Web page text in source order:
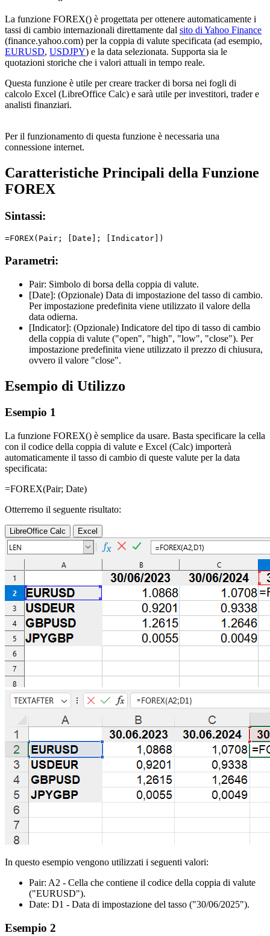
La funzione FOREX() è progettata per ottenere automaticamente i
tassi di cambio internazionali direttamente dal sito di Yahoo Finance
(finance.yahoo.com) per la coppia di valute specificata (ad esempio,
EURUSD, USDJPY) e la data selezionata. Supporta sia le
quotazioni storiche che i valori attuali in tempo reale.
Questa funzione è utile per creare tracker di borsa nei fogli di
calcolo Excel (LibreOffice Calc) e sarà utile per investitori, trader e
analisti finanziari.
Per il funzionamento di questa funzione è necessaria una
connessione internet.
Caratteristiche Principali della Funzione
FOREX
Sintassi:
Parametri:
Pair: Simbolo di borsa della coppia di valute.
[Date]: (Opzionale) Data di impostazione del tasso di cambio.
Per impostazione predefinita viene utilizzato il valore della
data odierna.
[Indicator]: (Opzionale) Indicatore del tipo di tasso di cambio
della coppia di valute ("open", "high", "low", "close"). Per
impostazione predefinita viene utilizzato il prezzo di chiusura,
ovvero il valore "close".
Esempio di Utilizzo
Esempio 1
La funzione FOREX() è semplice da usare. Basta specificare la cella
con il codice della coppia di valute e Excel (Calc) importerà
automaticamente il tasso di cambio di queste valute per la data
specificata:
=FOREX(Pair; Date)
Otterremo il seguente risultato:
LibreOffice Calc Excel
In questo esempio vengono utilizzati i seguenti valori:
Pair: A2 - Cella che contiene il codice della coppia di valute
("EURUSD").
Date: D1 - Data di impostazione del tasso ("30/06/2025").
Esempio 2